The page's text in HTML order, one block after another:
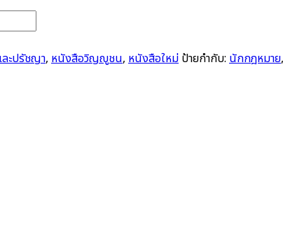
ะปรัชญา, หนังสือวิญญูชน, หนังสือใหม่ ป้ายกำกับ: นักกฎหมาย,